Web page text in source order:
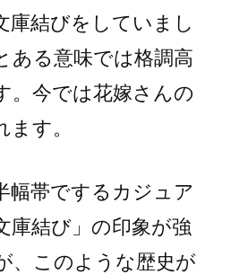
庫結びをしていまし
ある意味では格調高
。今では花嫁さんの
す。
幅帯でするカジュア
庫結び」の印象が強
、このような歴史が